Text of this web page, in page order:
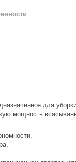
для
мощность